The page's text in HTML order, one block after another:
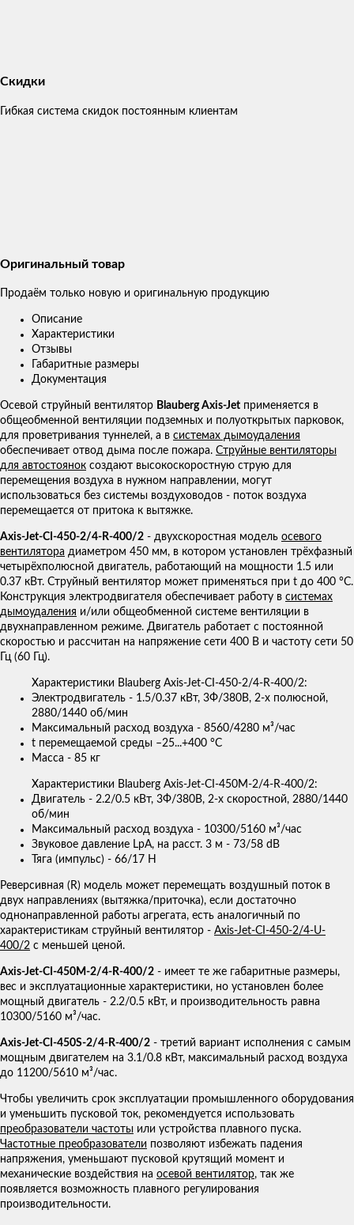
Скидки
Гибкая система скидок постоянным клиентам
Оригинальный товар
Продаём только новую и оригинальную продукцию
Описание
Характеристики
Отзывы
Габаритные размеры
Документация
Осевой струйный вентилятор Blauberg Axis-Jet применяется в
общеобменной вентиляции подземных и полуоткрытых парковок,
для проветривания туннелей, а в системах дымоудаления
обеспечивает отвод дыма после пожара. Струйные вентиляторы
для автостоянок создают высокоскоростную струю для
перемещения воздуха в нужном направлении, могут
использоваться без системы воздуховодов - поток воздуха
перемещается от притока к вытяжке.
Axis-Jet-CI-450-2/4-R-400/2 - двухскоростная модель осевого
вентилятора диаметром 450 мм, в котором установлен трёхфазный
четырёхполюсной двигатель, работающий на мощности 1.5 или
0.37 кВт. Струйный вентилятор может применяться при t до 400 °С.
Конструкция электродвигателя обеспечивает работу в системах
дымоудаления и/или общеобменной системе вентиляции в
двухнаправленном режиме. Двигатель работает с постоянной
скоростью и рассчитан на напряжение сети 400 В и частоту сети 50
Гц (60 Гц).
Характеристики Blauberg Axis-Jet-CI-450-2/4-R-400/2:
Электродвигатель - 1.5/0.37 кВт, 3Ф/380В, 2-х полюсной,
2880/1440 об/мин
Максимальный расход воздуха - 8560/4280 м³/час
t перемещаемой среды –25...+400 °C
Масса - 85 кг
Характеристики Blauberg Axis-Jet-CI-450M-2/4-R-400/2:
Двигатель - 2.2/0.5 кВт, 3Ф/380В, 2-х скоростной, 2880/1440
об/мин
Максимальный расход воздуха - 10300/5160 м³/час
Звуковое давление LpA, на расст. 3 м - 73/58 dB
Тяга (импульс) - 66/17 Н
Реверсивная (R) модель может перемещать воздушный поток в
двух направлениях (вытяжка/приточка), если достаточно
однонаправленной работы агрегата, есть аналогичный по
характеристикам струйный вентилятор - Axis-Jet-CI-450-2/4-U-
400/2 с меньшей ценой.
Axis-Jet-CI-450M-2/4-R-400/2 - имеет те же габаритные размеры,
вес и эксплуатационные характеристики, но установлен более
мощный двигатель - 2.2/0.5 кВт, и производительность равна
10300/5160 м³/час.
Axis-Jet-CI-450S-2/4-R-400/2 - третий вариант исполнения с самым
мощным двигателем на 3.1/0.8 кВт, максимальный расход воздуха
до 11200/5610 м³/час.
Чтобы увеличить срок эксплуатации промышленного оборудования
и уменьшить пусковой ток, рекомендуется использовать
преобразователи частоты или устройства плавного пуска.
Частотные преобразователи позволяют избежать падения
напряжения, уменьшают пусковой крутящий момент и
механические воздействия на осевой вентилятор, так же
появляется возможность плавного регулирования
производительности.